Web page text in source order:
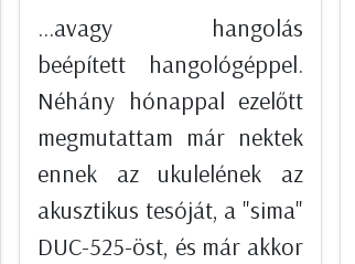
...avagy hangolás
beépített hangológéppel.
Néhány hónappal ezelőtt
megmutattam már nektek
ennek az ukulelének az
akusztikus tesóját, a "sima"
DUC-525-öst, és már akkor